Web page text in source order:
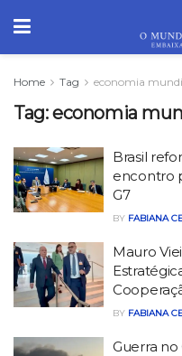
Home Tag economia
Tag:economia
Brasil
encontro
G7
BY FABIANA
Mauro
BY FABIANA
Guerra